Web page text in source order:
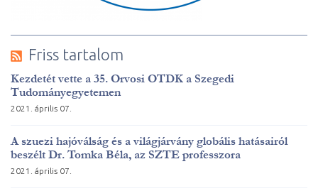
Friss tartalom
Kezdetét vette a 35. Orvosi OTDK a Szegedi
Tudományegyetemen
2021. április 07.
A szuezi hajóválság és a világjárvány globális hatásairól
beszélt Dr. Tomka Béla, az SZTE professzora
2021. április 07.